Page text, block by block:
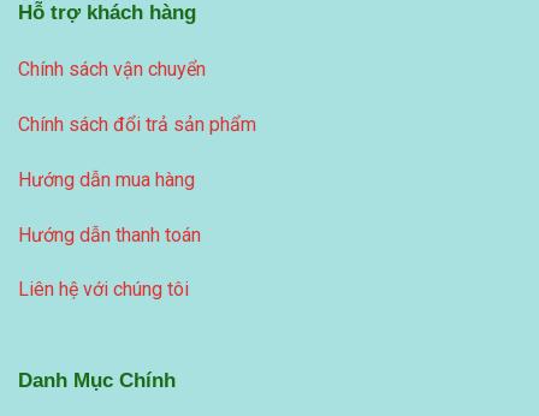
Hỗ trợ khách hàng
Chính sách vận chuyển
Chính sách đổi trả sản phẩm
Hướng dẫn mua hàng
Hướng dẫn thanh toán
Liên hệ với chúng tôi
Danh Mục Chính